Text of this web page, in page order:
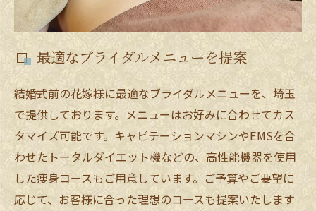
最適なブライダルメニューを提案
結婚式前の花嫁様に最適なブライダルメニューを、埼玉
で提供しております。メニューはお好みに合わせてカス
タマイズ可能です。キャビテーションマシンやEMSを合
わせたトータルダイエット機などの、高性能機器を使用
した痩身コースもご用意しています。ご予算やご要望に
応じて、お客様に合った理想のコースも提案いたします